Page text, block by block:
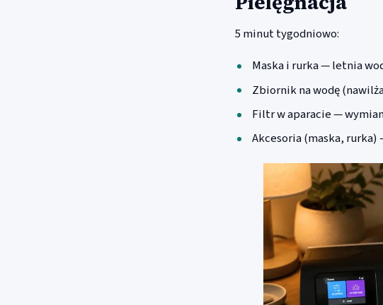
5 minut tygodniowo:
Maska i rurka — letnia
Zbiornik na wodę
Filtr w aparacie —
Akcesoria (maska,